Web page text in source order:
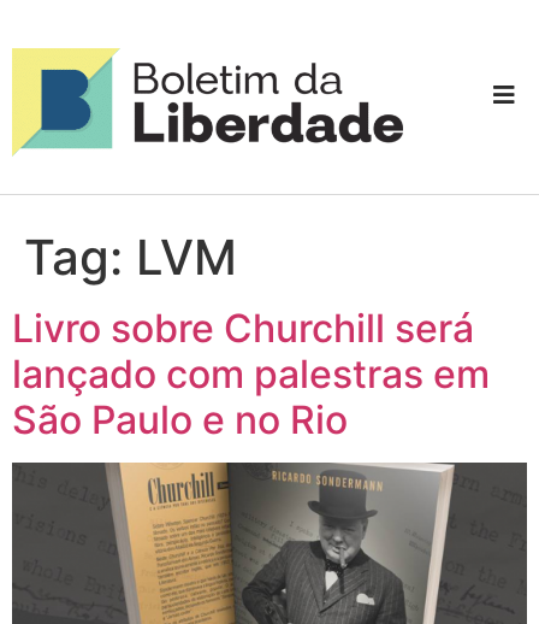
Tag: LVM
Livro sobre Churchill será
lançado com palestras em
São Paulo e no Rio